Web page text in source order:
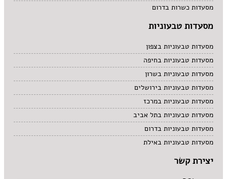
מסעדות כשרות בדרום
מסעדות טבעוניות
מסעדות טבעוניות בצפון
מסעדות טבעוניות בחיפה
מסעדות טבעוניות בשרון
מסעדות טבעוניות בירושלים
מסעדות טבעוניות במרכז
מסעדות טבעוניות בתל אביב
מסעדות טבעוניות בדרום
מסעדות טבעוניות באילת
יצירת קשר